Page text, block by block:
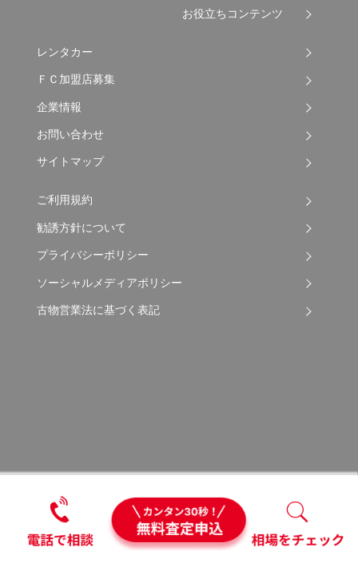
お役立ちコンテンツ
レンタカー
ＦＣ加盟店募集
企業情報
お問い合わせ
サイトマップ
ご利用規約
勧誘方針について
プライバシーポリシー
ソーシャルメディアポリシー
古物営業法に基づく表記